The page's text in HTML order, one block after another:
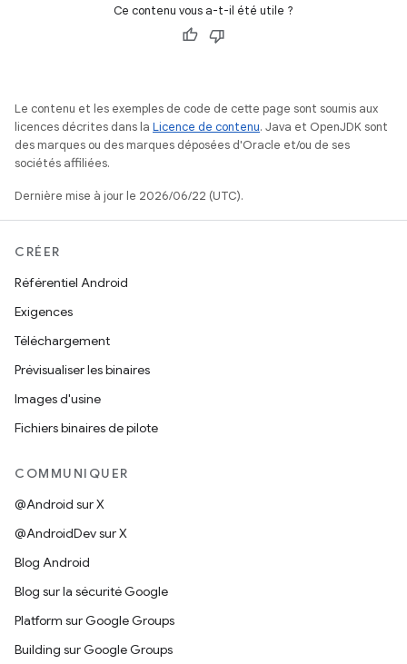
Ce contenu vous a-t-il été utile ?
Le contenu et les exemples de code de cette page sont soumis aux
licences décrites dans la Licence de contenu. Java et OpenJDK sont
des marques ou des marques déposées d'Oracle et/ou de ses
sociétés affiliées.
Dernière mise à jour le 2026/06/22 (UTC).
CRÉER
Référentiel Android
Exigences
Téléchargement
Prévisualiser les binaires
Images d'usine
Fichiers binaires de pilote
COMMUNIQUER
@Android sur X
@AndroidDev sur X
Blog Android
Blog sur la sécurité Google
Platform sur Google Groups
Building sur Google Groups